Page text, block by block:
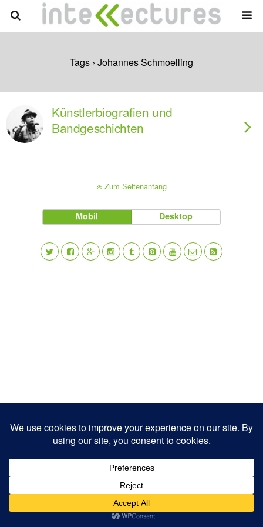
Tags › Johannes Schmoelling
Künstlerbiografien und
Bandgeschichten
Zum Seitenanfang
Mobil Desktop